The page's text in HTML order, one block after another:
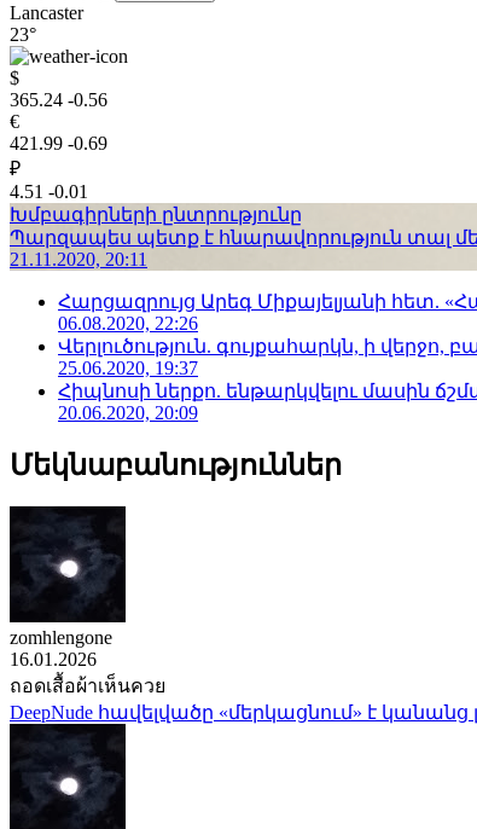
Lancaster
23°
$
365.24 -0.56
€
421.99 -0.69
₽
4.51 -0.01
Խմբագիրների ընտրությունը
Պարզապես պետք է հնարավորություն տալ
21.11.2020, 20:11
Հարցազրույց Արեգ Միքայելյանի հետ.
06.08.2020, 22:26
Վերլուծություն. գույքահարկն, ի վերջո,
25.06.2020, 19:37
Հիպնոսի ներքո. ենթարկվելու մասին
20.06.2020, 20:09
Մեկնաբանություններ
zomhlengone
16.01.2026
ถอดเสื้อผ้าเห็นควย
DeepNude հավելվածը «մերկացնում» է